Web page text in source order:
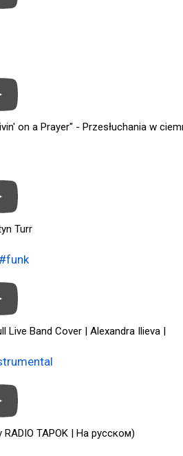
on a Prayer" - Przesłuchania w
Turr
#funk
Live Band Cover | Alexandra Ilieva |
TAPOK | На русском)